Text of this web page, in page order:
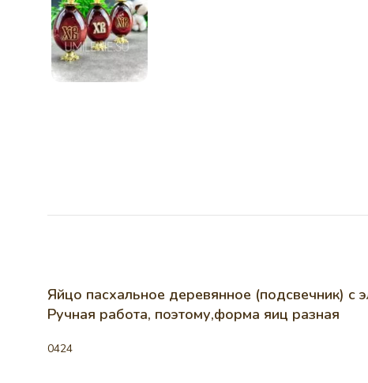
Яйцо пасхальное деревянное (подсвечник) с
Ручная работа, поэтому,форма яиц разная
0424